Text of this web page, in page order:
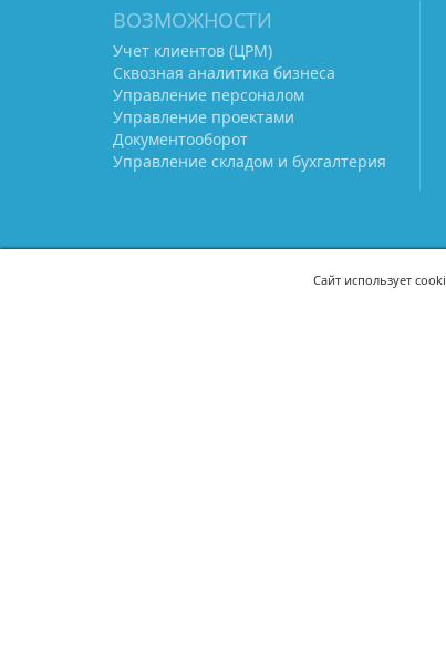
ВОЗМОЖНОСТИ
Учет клиентов (ЦРМ)
Сквозная аналитика бизнеса
Управление персоналом
Управление проектами
Документооборот
Управление складом и бухгалтерия
Сайт использует